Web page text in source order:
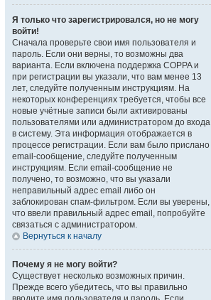
Я только что зарегистрировался, но не могу
войти!
Сначала проверьте свои имя пользователя и
пароль. Если они верны, то возможны два
варианта. Если включена поддержка COPPA и
при регистрации вы указали, что вам менее 13
лет, следуйте полученным инструкциям. На
некоторых конференциях требуется, чтобы все
новые учётные записи были активированы
пользователями или администратором до входа
в систему. Эта информация отображается в
процессе регистрации. Если вам было прислано
email-сообщение, следуйте полученным
инструкциям. Если email-сообщение не
получено, то возможно, что вы указали
неправильный адрес email либо он
заблокирован спам-фильтром. Если вы уверены,
что ввели правильный адрес email, попробуйте
связаться с администратором.
Вернуться к началу
Почему я не могу войти?
Существует несколько возможных причин.
Прежде всего убедитесь, что вы правильно